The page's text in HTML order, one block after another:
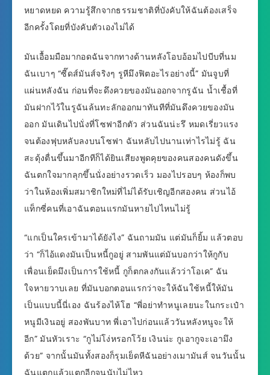
หยาดหยด ความรู้สึกจากธรรมชาติที่บังคับให้ฉันต้องเสร็จ
อีกครั้งโดยที่บังคับตัวเองไม่ได้
มันเอื้อมมือมากอดฉันจากทางด้านหลังโอบอ้อมไปบีบที่นม
ฉันเบาๆ “ซี๊ดส์มันส์จริงๆ รูหีมึงฟิตอะไรอย่างนี้” มันจูบที่
แผ่นหลังฉัน ก่อนที่จะดึงควยของมันออกจากรูฉัน น้ำเชื้อที่
มันฝากไว้ในรูฉันล้นทะลักออกมาทันทีที่มันดึงควยของมัน
ออก มันเดินไปนั่งที่โซฟาอีกตัว ส่วนฉันน่ะรึ หมดเรี่ยวแรง
จนต้องฟุบหลับลงบนโซฟา ฉันหลับไปนานเท่าไรไม่รู้ ฉัน
สะดุ้งตื่นขึ้นมาอีกทีก็ได้ยินเสียงพูดคุยของคนสองคนดังขึ้น
ฉันตกใจมากลุกขึ้นนั่งอย่างรวดเร็ว มองไปรอบๆ ห้องก็พบ
ว่าในห้องเพิ่มสมาชิกใหม่ที่ไม่ได้รับเชิญอีกสองคน ส่วนไอ้
แท็กซี่คนที่เอาฉันตอนแรกมันหายไปไหนไม่รู้
“แกเป็นใครเข้ามาได้ยังไง” ฉันถามมัน แต่มันก็ยิ้ม แล้วตอบ
ว่า “ก็ไอ้แดงมันเป็นหนี้กูอยู่ สามพันแต่มันบอกว่าให้กูกับ
เพื่อนเย็ดมึงเป็นการใช้หนี้ กูก็ตกลงกันแล้วว่าโอเค” ฉัน
ใจหายวาบเลย ที่มันบอกตอนแรกว่าจะให้ฉันใช้หนี้ให้มัน
เป็นแบบนี้นี่เอง ฉันร้องไห้โฮ “พี่อย่าทำหนูเลยนะในกระเป๋า
หนูมีเงินอยู่ สองพันบาท พี่เอาไปก่อนแล้ววันหลังหนูจะให้
อีก” มันหัวเราะ “กูไม่โง่หรอกโว้ย เงินน่ะ กูเอากูจะเอามึง
ด้วย” จากนั้นมันทั้งสองก็รุมเย็ดหีฉันอย่างเมามันส์ จนวันนั้น